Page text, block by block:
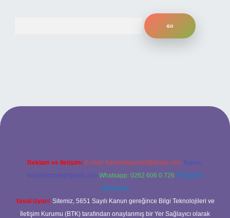
güncel giriş
Reklam ve İletişim: E-mail: backlinkpaneli@gmail.com Teams:
forumhizmeti@gmail.com Whatsapp: 0262 606 0 726 Telegram:
@karabul
Yasal Uyarı: Sitemiz, 5651 Sayılı Kanun gereğince Bilgi Teknolojileri ve
İletişim Kurumu (BTK) tarafından onaylanmış bir Yer Sağlayıcı olarak